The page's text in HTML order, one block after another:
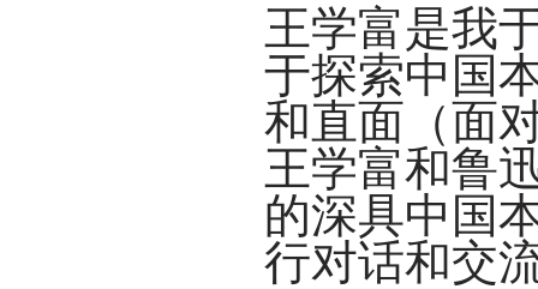
王学富是我
于探索中国
和直面（面
王学富和鲁
的深具中国
行对话和交